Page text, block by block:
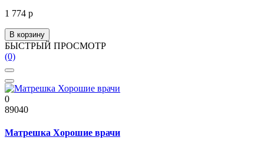
1 774 р
В корзину
БЫСТРЫЙ ПРОСМОТР
(0)
0
89040
Матрешка Хорошие врачи